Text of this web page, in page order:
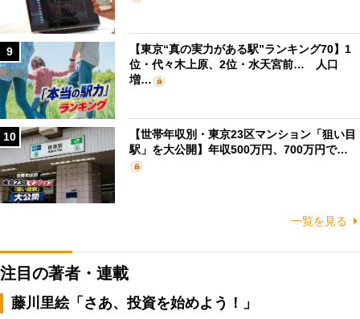
9
【東京“真の実力がある駅”ランキング70】1
位・代々木上原、2位・水天宮前… 人口
増…
10
【世帯年収別・東京23区マンション「狙い目
駅」を大公開】年収500万円、700万円で…
一覧を見る
注目の著者・連載
藤川里絵「さあ、投資を始めよう！」